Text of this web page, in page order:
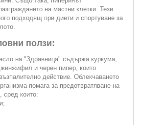
на мастни клетки. Тези
подходящ при диети и спортуване за
ползи:
на "Здравница" съдържа куркума,
и черен пипер, които
действие. Облекчаването
помага за предотвратяване на
сред които: